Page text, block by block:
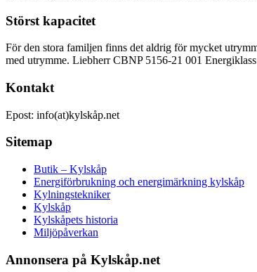
Störst kapacitet
För den stora familjen finns det aldrig för mycket
med utrymme. Liebherr CBNP 5156-21 001
Kontakt
Epost: info(at)kylskåp.net
Sitemap
Butik – Kylskåp
Energiförbrukning och energimärkning kylskåp
Kylningstekniker
Kylskåp
Kylskåpets historia
Miljöpåverkan
Annonsera på Kylskåp.net